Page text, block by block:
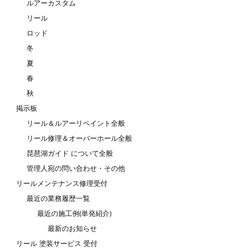
ルアーカスタム
リール
ロッド
冬
夏
春
秋
掲示板
リール＆ルアーリペイント全般
リール修理＆オーバーホール全般
琵琶湖ガイド について全般
管理人宛の問い合わせ・その他
リールメンテナンス修理受付
最近の業務履歴一覧
最近の施工例(単発紹介)
最新のお知らせ
リール 塗装サービス 受付